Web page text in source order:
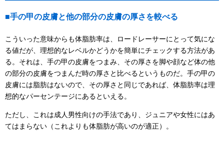
■手の甲の皮膚と他の部分の皮膚の厚さを較べる
こういった意味からも体脂肪率は、ロードレーサーにとって気にな
る値だが、理想的なレベルかどうかを簡単にチェックする方法があ
る。それは、手の甲の皮膚をつまみ、その厚さを脚や顔など体の他
の部分の皮膚をつまんだ時の厚さと比べるというものだ。手の甲の
皮膚には脂肪はないので、その厚さと同じであれば、体脂肪率は理
想的なパーセンテージにあるといえる。
ただし、これは成人男性向けの手法であり、ジュニアや女性にはあ
てはまらない（これよりも体脂肪が高いのが適正）。